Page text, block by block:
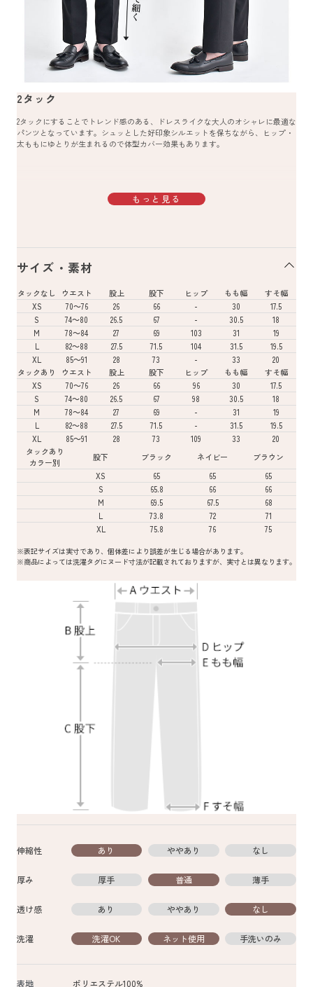
2タック
2タックにすることでトレンド感のある、ドレスライクな大人のオシャレに最適な
パンツとなっています。シュッとした好印象シルエットを保ちながら、ヒップ・
太ももにゆとりが生まれるので体型カバー効果もあります。
もっと見る
サイズ・素材
タックなし ウエスト 股上 股下 ヒップ もも幅
すそ幅
XS
70～76 26 66 - 30
17.5
S
74～80 26.5 67 - 30.5
18
M
78～84 27 69 103 31
19
L
82～88 27.5 71.5 104 31.5
19.5
XL
85～91 28 73 - 33
20
タックあり
ウエスト 股上 股下 ヒップ もも幅
すそ幅
XS
70～76 26 66 96 30
17.5
S
74～80 26.5 67 98 30.5
18
M
78～84 27 69 - 31
19
L
82～88 27.5 71.5 - 31.5
19.5
XL
85～91 28 73 109 33
20
タックあり
カラー別
股下 ブラック ネイビー
ブラウン
XS
65 65
65
S
65.8 66
66
M
69.5 67.5
68
L
73.8 72
71
XL
75.8 76 75
※表記サイズは実寸であり、個体差により誤差が生じる場合があります。
※商品によっては洗濯タグにヌード寸法が記載されておりますが、実寸とは異なります。
伸縮性 あり ややあり なし
厚み 厚手 普通 薄手
透け感 あり ややあり なし
洗濯 洗濯OK ネット使用 手洗いのみ
表地 ポリエステル100%